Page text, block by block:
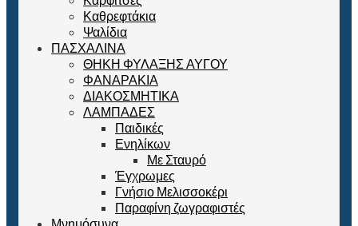
Καθρεφτάκια
Ψαλίδια
ΠΑΣΧΑΛΙΝΑ
ΘΗΚΗ ΦΥΛΑΞΗΣ ΑΥΓΟΥ
ΦΑΝΑΡΑΚΙΑ
ΔΙΑΚΟΣΜΗΤΙΚΑ
ΛΑΜΠΑΔΕΣ
Παιδικές
Ενηλίκων
Με Σταυρό
Έγχρωμες
Γνήσιο Μελισσοκέρι
Παραφίνη ζωγραφιστές